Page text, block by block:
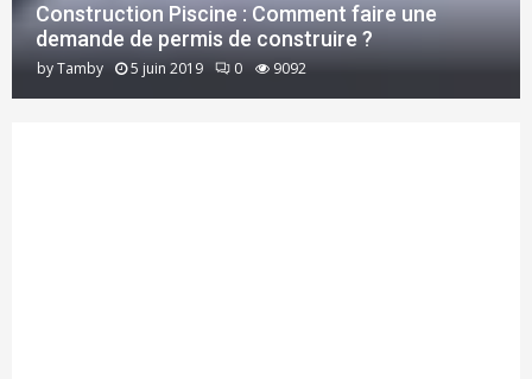
Construction Piscine : Comment faire une
demande de permis de construire ?
byTamby 5 juin 2019 0 9092